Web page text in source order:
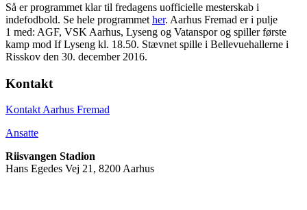
Så er programmet klar til fredagens uofficielle mesterskab i
indefodbold. Se hele programmet her. Aarhus Fremad er i pulje
1 med: AGF, VSK Aarhus, Lyseng og Vatanspor og spiller første
kamp mod If Lyseng kl. 18.50. Stævnet spille i Bellevuehallerne i
Risskov den 30. december 2016.
Kontakt
Kontakt Aarhus Fremad
Ansatte
Riisvangen Stadion
Hans Egedes Vej 21, 8200 Aarhus